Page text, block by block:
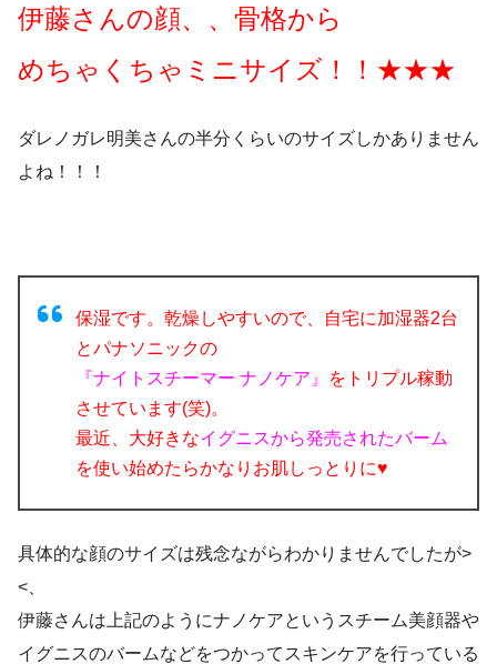
伊藤さんの顔、、骨格から
めちゃくちゃミニサイズ！！★★★
ダレノガレ明美さんの半分くらいのサイズしかありません
よね！！！
保湿です。乾燥しやすいので、自宅に加湿器2台
とパナソニックの
『ナイトスチーマー ナノケア』
をトリプル稼動
させています(笑)。
最近、大好きなイグニスから発売されたバーム
を使い始めたらかなりお肌しっとりに♥
具体的な顔のサイズは残念ながらわかりませんでしたが>
<、
伊藤さんは上記のようにナノケアというスチーム美顔器や
イグニスのバームなどをつかってスキンケアを行っている